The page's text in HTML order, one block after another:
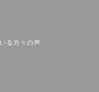
る方々の声